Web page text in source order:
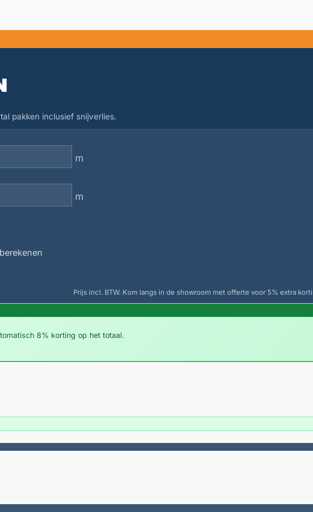
pakken inclusief snijverlies.
m
m
Prijs incl. BTW. Kom langs in de showroom met offerte voor 5% extra
8% korting op het totaal.